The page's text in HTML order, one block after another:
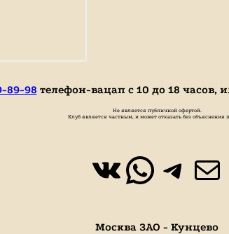
89-98 телефон-вацап с 10 до 18
Не является публичной офертой.
Клуб является частным, и может отказать без объяснения
Москва ЗАО - Кунцево